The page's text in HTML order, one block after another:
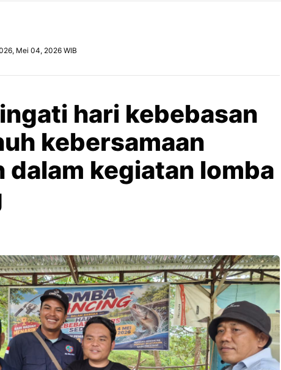
Mei 04, 2026 WIB
hari kebebasan
kebersamaan
kegiatan lomba